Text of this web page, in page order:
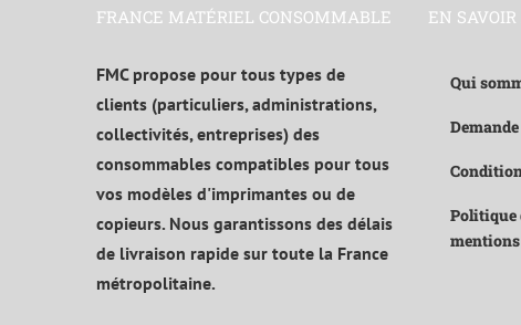
FRANCE MATÉRIEL CONSOMMABLE
FMC propose pour tous types de
clients (particuliers, administrations,
collectivités, entreprises) des
consommables compatibles pour tous
vos modèles d'imprimantes ou de
copieurs. Nous garantissons des délais
de livraison rapide sur toute la France
métropolitaine.
EN
Qui
Politique